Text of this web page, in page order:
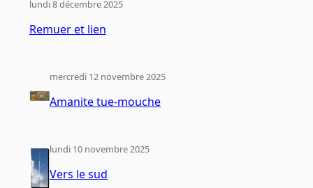
Remuer et lien
lundi 8 décembre 2025
Amanite tue-mouche
mercredi 12 novembre 2025
Vers le sud
lundi 10 novembre 2025